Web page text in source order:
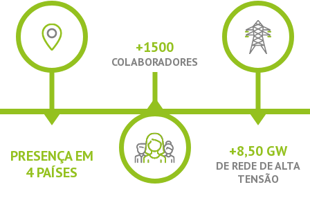
PRESENÇA EM
4PAÍSES
+1500
COLABORADORES
+8,50 GW
DE REDE DE ALTA
TENSÃO